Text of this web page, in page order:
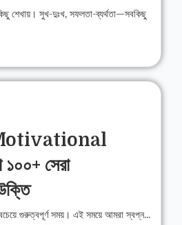
শেখায়। সুখ-দুঃখ, সফলতা-ব্যর্থতা—সবকিছু
Motivational
সেরা
গুরুত্বপূর্ণ সময়। এই সময়ে আমরা স্বপ্ন...